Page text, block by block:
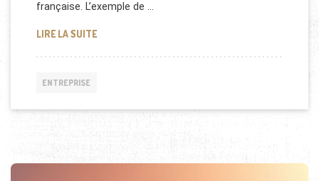
française. L’exemple de …
LIRE LA SUITEBIENTÔT UNE « MARQUE FRANCE » ?
ENTREPRISE